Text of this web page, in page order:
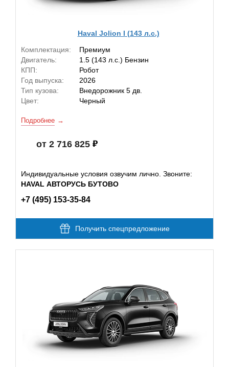
Haval Jolion I (143 л.с.)
Комплектация:
Премиум
Двигатель:
1.5 (143 л.с.) Бензин
КПП:
Робот
Год выпуска:
2026
Тип кузова:
Внедорожник 5 дв.
Цвет:
Черный
Подробнее
от 2 716 825
Индивидуальные условия озвучим лично. Звоните:
HAVAL АВТОРУСЬ БУТОВО
+7 (495) 153-35-84
Получить спецпредложение